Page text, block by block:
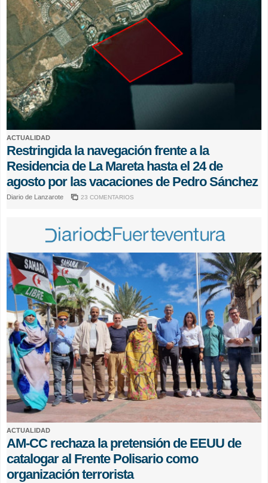
ACTUALIDAD
Restringida la navegación frente a la
Residencia de La Mareta hasta el 24 de
agosto por las vacaciones de Pedro Sánchez
Diario de Lanzarote 23 COMENTARIOS
ACTUALIDAD
AM-CC rechaza la pretensión de EEUU de
catalogar al Frente Polisario como
organización terrorista